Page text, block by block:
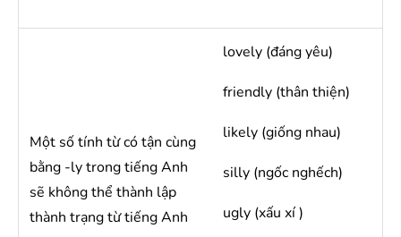
Một số tính từ có tận cùng
bằng -ly trong tiếng Anh
sẽ không thể thành lập
thành trạng từ tiếng Anh
lovely (đáng yêu)
friendly (thân thiện)
likely (giống nhau)
silly (ngốc nghếch)
ugly (xấu xí )